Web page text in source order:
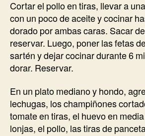
Cortar el pollo en tiras, llevar a
con un poco de aceite y cocinar
dorado por ambas caras. Sacar
reservar. Luego, poner las fetas
sartén y dejar cocinar durante 6
dorar. Reservar.
En un plato mediano y hondo,
lechugas, los champiñones
tomate en tiras, el huevo en
lonjas, el pollo, las tiras de